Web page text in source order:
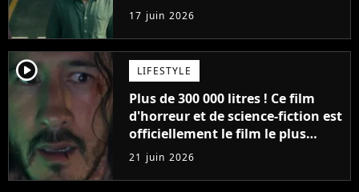
2026... et vous ne pourrez
probablement jamais le voir en
France
17 juin 2026
player2 LIFESTYLE
Plus de 300 000 litres ! Ce film
d'horreur et de science-fiction est
officiellement le film le plus
sanglant de tous les temps
21 juin 2026